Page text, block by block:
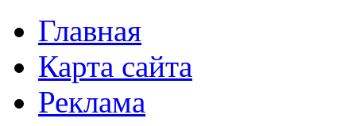
Главная
Карта сайта
Реклама